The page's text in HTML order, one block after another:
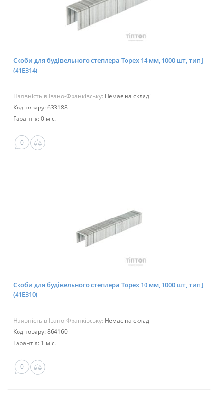
Скоби для будівельного степлера Topex 14 мм, 1000 шт, тип J
(41E314)
Наявність в Івано-Франківську: Немає на складі
Код товару: 633188
Гарантія: 0 міс.
0
Скоби для будівельного степлера Topex 10 мм, 1000 шт, тип J
(41E310)
Наявність в Івано-Франківську: Немає на складі
Код товару: 864160
Гарантія: 1 міс.
0